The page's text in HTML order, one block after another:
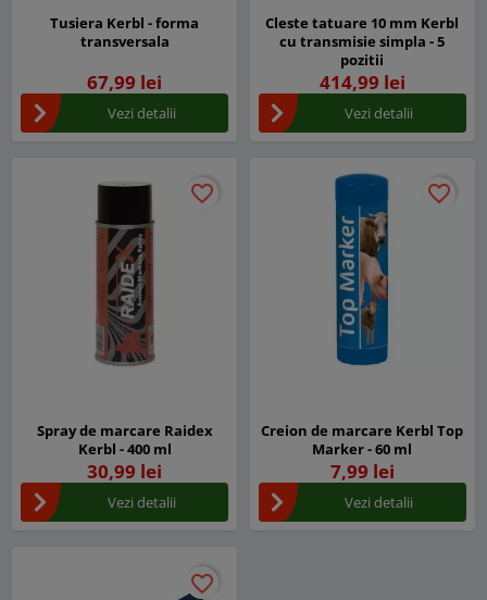
Tusiera Kerbl - forma
transversala
67,99 lei
Vezi detalii
Cleste tatuare 10 mm Kerbl
cu transmisie simpla - 5
pozitii
414,99 lei
Vezi detalii
favorite_border
favorite_border
Spray de marcare Raidex
Kerbl - 400 ml
30,99 lei
Vezi detalii
favorite_border
favorite_border
Creion de marcare Kerbl Top
Marker - 60 ml
7,99 lei
Vezi detalii
favorite_border
favorite_border